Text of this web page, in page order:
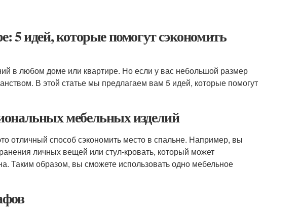
5 идей, которые помогут сэкономить
в любом доме или квартире. Но если у вас небольшой размер
В этой статье мы предлагаем вам 5 идей, которые помогут
мебельных изделий
отличный способ сэкономить место в спальне. Например, вы
личных вещей или стул-кровать, который может
Таким образом, вы сможете использовать одно мебельное